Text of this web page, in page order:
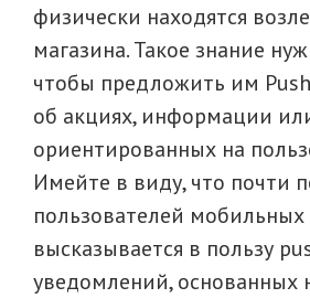
физически находятся
магазина. Такое знание
чтобы предложить им
об акциях, информации
ориентированных на
Имейте в виду, что почти
пользователей
высказывается в пользу
уведомлений, основанных